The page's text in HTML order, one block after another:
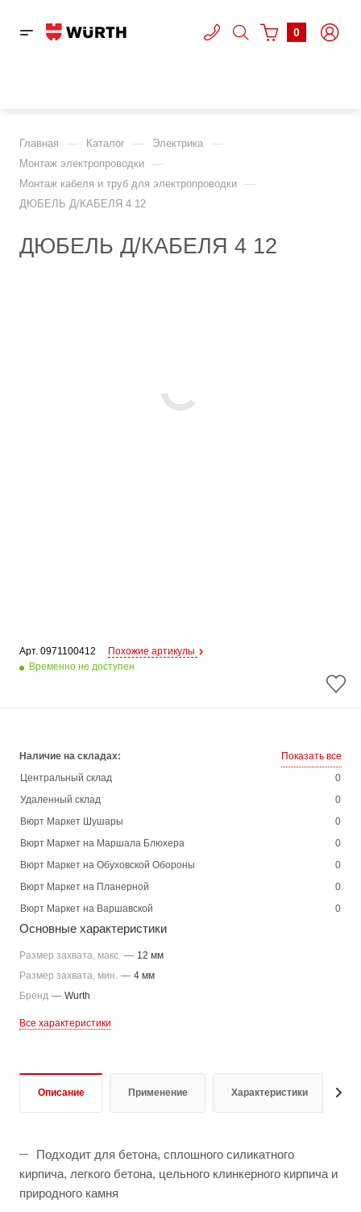
0
Главная — Каталог — Электрика —
Монтаж электропроводки —
Монтаж кабеля и труб для электропроводки —
ДЮБЕЛЬ Д/КАБЕЛЯ 4 12
ДЮБЕЛЬ Д/КАБЕЛЯ 4 12
Арт. 0971100412
Похожие артикулы
Временно не доступен
Наличие на складах:
Показать все
Центральный склад
0
Удаленный склад
0
Вюрт Маркет Шушары
0
Вюрт Маркет на Маршала Блюхера
0
Вюрт Маркет на Обуховской Обороны
0
Вюрт Маркет на Планерной
0
Вюрт Маркет на Варшавской
0
Основные характеристики
Размер захвата, макс. — 12 мм
Размер захвата, мин. — 4 мм
Бренд — Wurth
Все характеристики
Описание Применение Характеристики
Подходит для бетона, сплошного силикатного
кирпича, легкого бетона, цельного клинкерного кирпича и
природного камня